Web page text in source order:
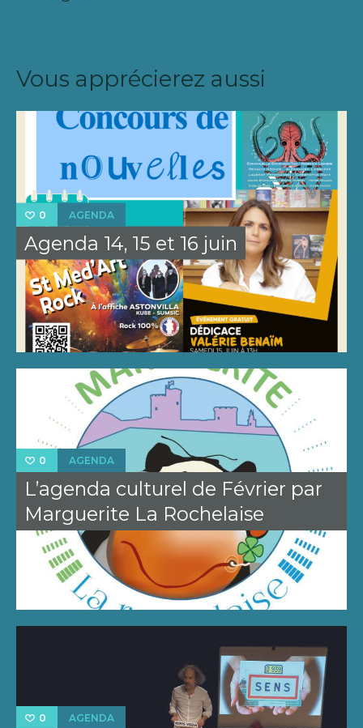
Vous apprécierez aussi
0 AGENDA
Agenda 14, 15 et 16 juin
0 AGENDA
L’agenda culturel de Février par
Marguerite La Rochelaise
0 AGENDA